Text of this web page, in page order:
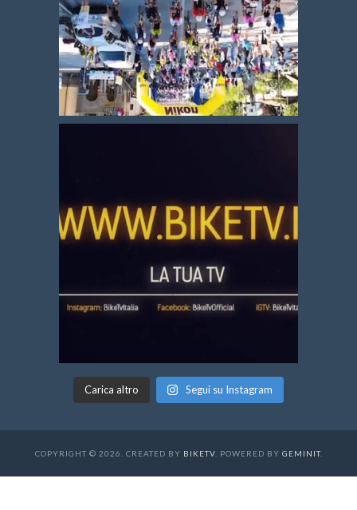
Carica altro Segui su Instagram
COPYRIGHT © 2026. CREATED BY BIKETV. POWERED BY GEMINIT.